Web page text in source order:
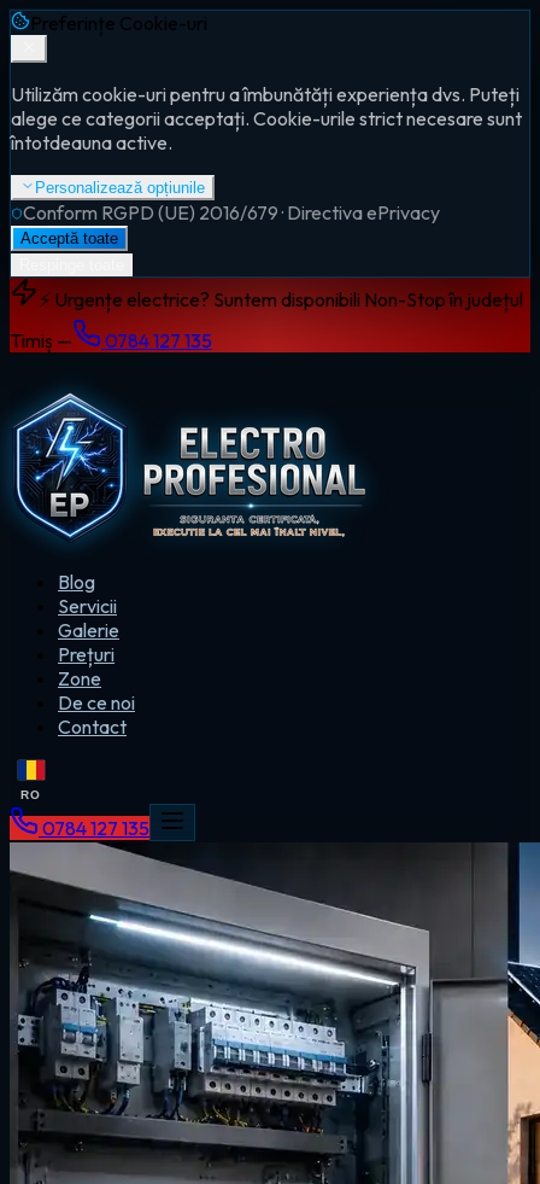
Preferințe Cookie-uri
Utilizăm cookie-uri pentru a îmbunătăți experiența dvs. Puteți
alege ce categorii acceptați. Cookie-urile strict necesare sunt
întotdeauna active.
Personalizează opțiunile
Conform RGPD (UE) 2016/679 · Directiva ePrivacy
Acceptă toate
⚡ Urgențe electrice? Suntem disponibili Non-Stop în județul
Timiș —
0784 127 135
Blog
Servicii
Galerie
Prețuri
Zone
De ce noi
Contact
RO
0784 127 135